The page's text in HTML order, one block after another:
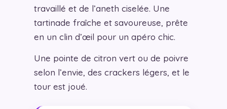
travaillé et de l’aneth ciselée. Une
tartinade fraîche et savoureuse, prête
en un clin d’œil pour un apéro chic.
Une pointe de citron vert ou de poivre
selon l’envie, des crackers légers, et le
tour est joué.